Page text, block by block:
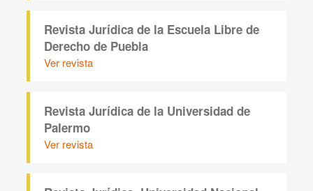
Revista Jurídica de la Escuela Libre de
Derecho de Puebla
Ver revista
Revista Jurídica de la Universidad de
Palermo
Ver revista